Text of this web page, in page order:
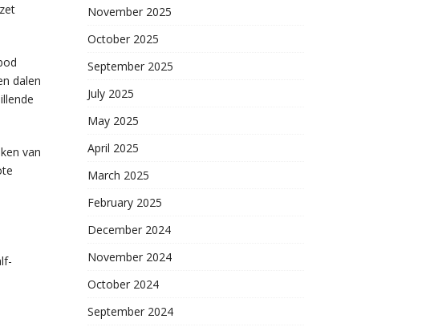
dalen
van
November 2025
October 2025
September 2025
July 2025
May 2025
April 2025
March 2025
February 2025
December 2024
November 2024
October 2024
September 2024